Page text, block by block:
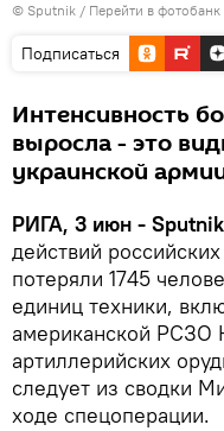
© Sputnik / Перейти в фотобанк
Подписаться
Интенсивность
выросла - это
украинской
РИГА, 3 июн -
действий
потеряли 1745
единиц техники,
американской РСЗО
артиллерийских
следует из сводки
ходе спецоперации.